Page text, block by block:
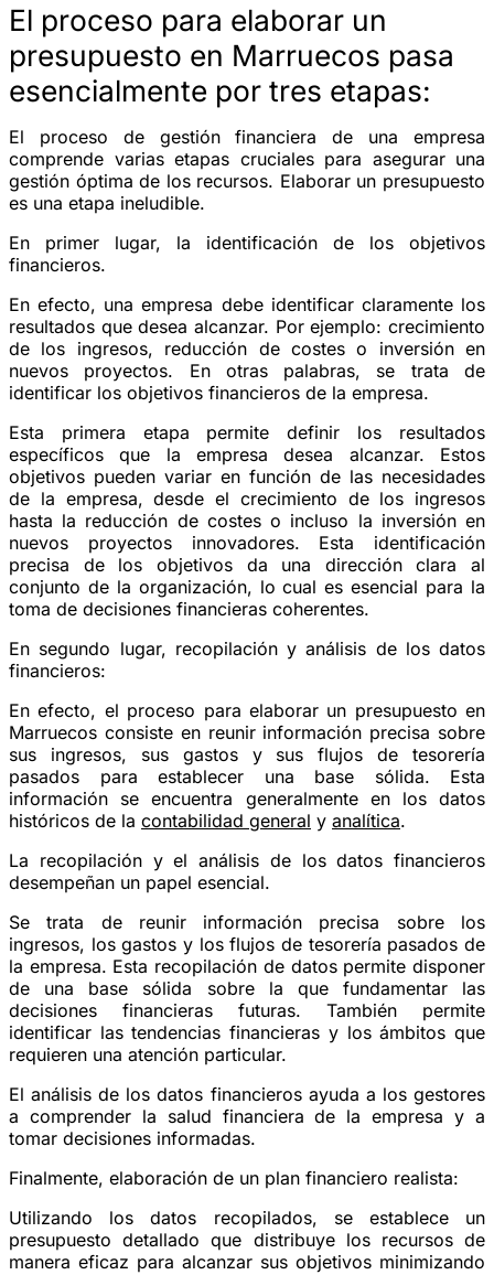
El proceso para elaborar un
presupuesto en Marruecos pasa
esencialmente por tres etapas:
El proceso de gestión financiera de una empresa
comprende varias etapas cruciales para asegurar una
gestión óptima de los recursos. Elaborar un presupuesto
es una etapa ineludible.
En primer lugar, la identificación de los objetivos
financieros.
En efecto, una empresa debe identificar claramente los
resultados que desea alcanzar. Por ejemplo: crecimiento
de los ingresos, reducción de costes o inversión en
nuevos proyectos. En otras palabras, se trata de
identificar los objetivos financieros de la empresa.
Esta primera etapa permite definir los resultados
específicos que la empresa desea alcanzar. Estos
objetivos pueden variar en función de las necesidades
de la empresa, desde el crecimiento de los ingresos
hasta la reducción de costes o incluso la inversión en
nuevos proyectos innovadores. Esta identificación
precisa de los objetivos da una dirección clara al
conjunto de la organización, lo cual es esencial para la
toma de decisiones financieras coherentes.
En segundo lugar, recopilación y análisis de los datos
financieros:
En efecto, el proceso para elaborar un presupuesto en
Marruecos consiste en reunir información precisa sobre
sus ingresos, sus gastos y sus flujos de tesorería
pasados para establecer una base sólida. Esta
información se encuentra generalmente en los datos
históricos de la contabilidad general y analítica.
La recopilación y el análisis de los datos financieros
desempeñan un papel esencial.
Se trata de reunir información precisa sobre los
ingresos, los gastos y los flujos de tesorería pasados de
la empresa. Esta recopilación de datos permite disponer
de una base sólida sobre la que fundamentar las
decisiones financieras futuras. También permite
identificar las tendencias financieras y los ámbitos que
requieren una atención particular.
El análisis de los datos financieros ayuda a los gestores
a comprender la salud financiera de la empresa y a
tomar decisiones informadas.
Finalmente, elaboración de un plan financiero realista:
Utilizando los datos recopilados, se establece un
presupuesto detallado que distribuye los recursos de
manera eficaz para alcanzar sus objetivos minimizando